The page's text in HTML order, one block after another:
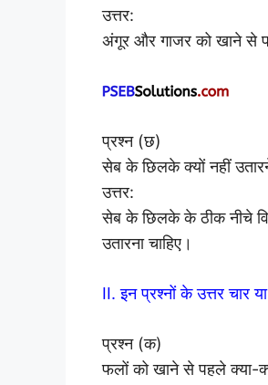
उत्तर:
अंगूर और गाजर को खाने से
प्रश्न (छ)
सेब के छिलके क्यों नहीं
उत्तर:
सेब के छिलके के ठीक नीचे
उतारना चाहिए।
II. इन प्रश्नों के उत्तर चार
प्रश्न (क)
फलों को खाने से पहले क्या-